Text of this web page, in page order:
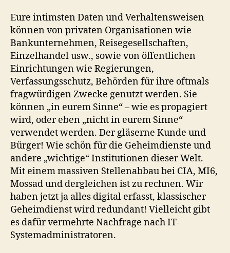
Eure intimsten Daten und Verhaltensweisen
können von privaten Organisationen wie
Bankunternehmen, Reisegesellschaften,
Einzelhandel usw., sowie von öffentlichen
Einrichtungen wie Regierungen,
Verfassungsschutz, Behörden für ihre oftmals
fragwürdigen Zwecke genutzt werden. Sie
können „in eurem Sinne“ – wie es propagiert
wird, oder eben „nicht in eurem Sinne“
verwendet werden. Der gläserne Kunde und
Bürger! Wie schön für die Geheimdienste und
andere „wichtige“ Institutionen dieser Welt.
Mit einem massiven Stellenabbau bei CIA, MI6,
Mossad und dergleichen ist zu rechnen. Wir
haben jetzt ja alles digital erfasst, klassischer
Geheimdienst wird redundant! Vielleicht gibt
es dafür vermehrte Nachfrage nach IT-
Systemadministratoren.